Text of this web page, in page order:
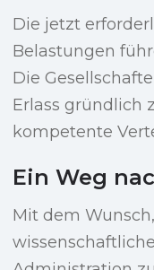
Die jetzt
Belastungen
Die
Erlass gründlich
kompetente
Ein Weg
Mit dem